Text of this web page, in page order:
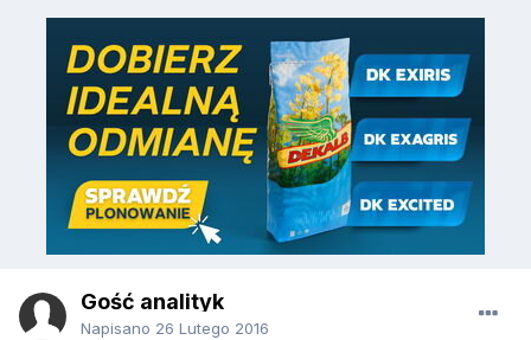
Gość analityk
Napisano 26 Lutego 2016